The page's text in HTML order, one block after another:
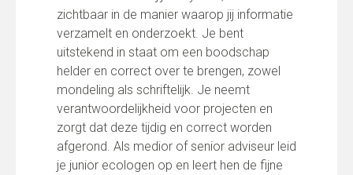
zichtbaar in de manier waarop jij informatie
verzamelt en onderzoekt. Je bent
uitstekend in staat om een boodschap
helder en correct over te brengen, zowel
mondeling als schriftelijk. Je neemt
verantwoordelijkheid voor projecten en
zorgt dat deze tijdig en correct worden
afgerond. Als medior of senior adviseur leid
je junior ecologen op en leert hen de fijne